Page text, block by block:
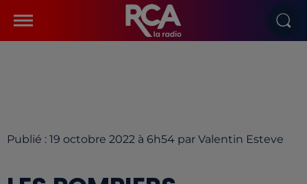
Publié : 19 octobre 2022 à 6h54 par Valentin Esteve